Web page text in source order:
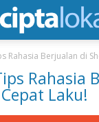
Rahasia Berjualan di
Rahasia
Laku!